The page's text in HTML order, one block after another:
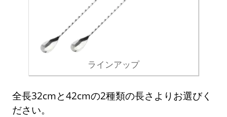
ラインアップ
全長32cmと42cmの2種類の長さよりお選びく
ださい。